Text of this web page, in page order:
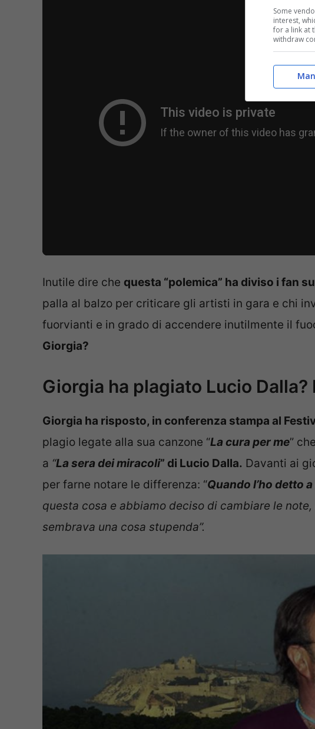
Inutile dire che questa “polemica” ha diviso i fan
palla al balzo per criticare gli artisti in gara e chi
fuorvianti e in grado di accendere inutilmente il
Giorgia?
Giorgia ha plagiato Lucio Dalla?
Giorgia ha risposto, in conferenza stampa al
plagio legate alla sua canzone “La cura per me”
a “La sera dei miracoli” di Lucio Dalla. Davanti ai
per farne notare le differenza: “Quando l’ho detto
questa cosa e abbiamo deciso di cambiare le
sembrava una cosa stupenda”.
Some
interest,
for a link at
withdraw